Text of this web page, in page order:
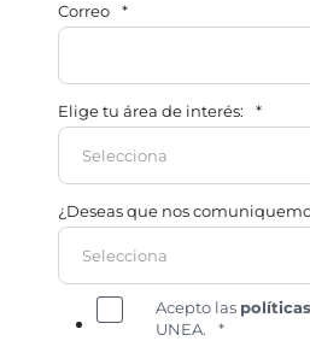
Correo *
Elige tu área de interés: *
¿Deseas que nos
Acepto las
UNEA.
*